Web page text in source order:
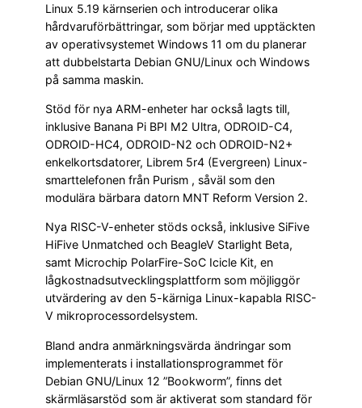
Linux 5.19 kärnserien och introducerar olika
hårdvaruförbättringar, som börjar med upptäckten
av operativsystemet Windows 11 om du planerar
att dubbelstarta Debian GNU/Linux och Windows
på samma maskin.
Stöd för nya ARM-enheter har också lagts till,
inklusive Banana Pi BPI M2 Ultra, ODROID-C4,
ODROID-HC4, ODROID-N2 och ODROID-N2+
enkelkortsdatorer, Librem 5r4 (Evergreen) Linux-
smarttelefonen från Purism , såväl som den
modulära bärbara datorn MNT Reform Version 2.
Nya RISC-V-enheter stöds också, inklusive SiFive
HiFive Unmatched och BeagleV Starlight Beta,
samt Microchip PolarFire-SoC Icicle Kit, en
lågkostnadsutvecklingsplattform som möjliggör
utvärdering av den 5-kärniga Linux-kapabla RISC-
V mikroprocessordelsystem.
Bland andra anmärkningsvärda ändringar som
implementerats i installationsprogrammet för
Debian GNU/Linux 12 ”Bookworm”, finns det
skärmläsarstöd som är aktiverat som standard för